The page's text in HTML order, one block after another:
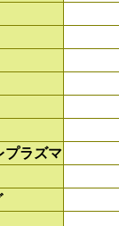
ラズマ